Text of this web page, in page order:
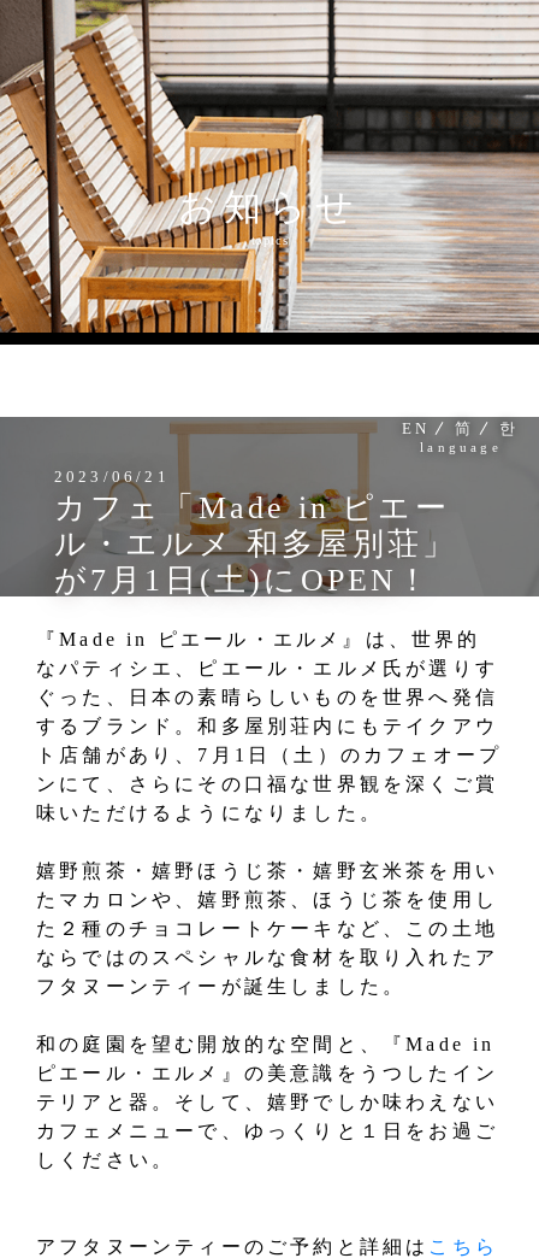
EN 简 한
language
MENU
お知らせ
topics
2023/06/21
カフェ「Made in ピエー
ル・エルメ 和多屋別荘」
が7月1日(土)にOPEN！
『Made in ピエール・エルメ』は、世界的
なパティシエ、ピエール・エルメ氏が選りす
ぐった、日本の素晴らしいものを世界へ発信
するブランド。和多屋別荘内にもテイクアウ
ト店舗があり、7月1日（土）のカフェオープ
ンにて、さらにその口福な世界観を深くご賞
味いただけるようになりました。
嬉野煎茶・嬉野ほうじ茶・嬉野玄米茶を用い
たマカロンや、嬉野煎茶、ほうじ茶を使用し
た２種のチョコレートケーキなど、この土地
ならではのスペシャルな食材を取り入れたア
フタヌーンティーが誕生しました。
和の庭園を望む開放的な空間と、『Made in
ピエール・エルメ』の美意識をうつしたイン
テリアと器。そして、嬉野でしか味わえない
カフェメニューで、ゆっくりと１日をお過ご
しください。
アフタヌーンティーのご予約と詳細は こちら